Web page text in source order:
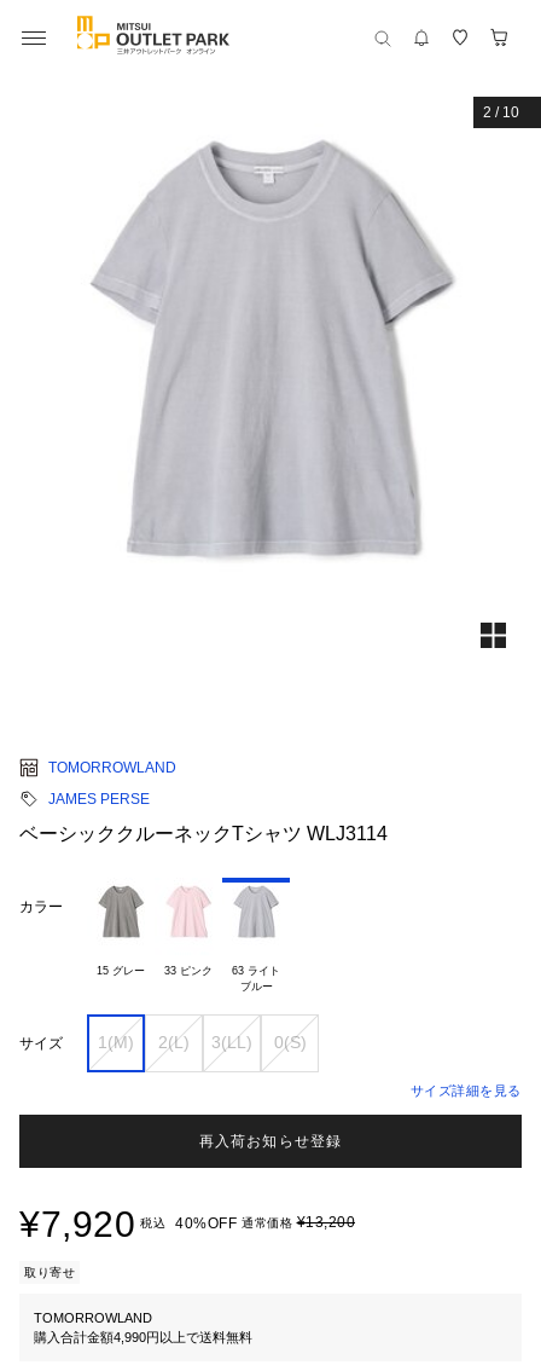
2 / 10
TOMORROWLAND
JAMES PERSE
ベーシッククルーネックTシャツ WLJ3114
カラー
15 グレー 33 ピンク
63 ライト
ブルー
サイズ 1(M) 2(L) 3(LL) 0(S)
サイズ詳細を見る
再入荷お知らせ登録
¥7,920 税込 40%OFF 通常価格¥13,200
取り寄せ
TOMORROWLAND
購入合計金額4,990円以上で送料無料